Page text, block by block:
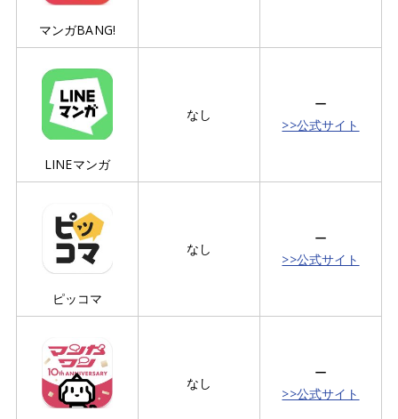
マンガBANG!
LINEマンガ
なし
ー
>>公式サイト
ピッコマ
なし
ー
>>公式サイト
なし
ー
>>公式サイト